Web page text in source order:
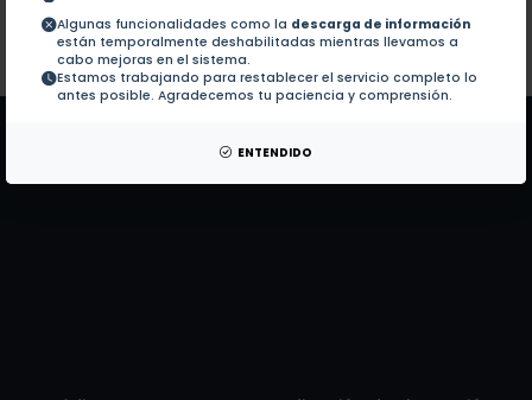
Algunas funcionalidades como la descarga de información
están temporalmente deshabilitadas mientras llevamos a
cabo mejoras en el sistema.
Estamos trabajando para restablecer el servicio completo lo
antes posible. Agradecemos tu paciencia y comprensión.
ENTENDIDO
Colaboraciones en Tesis:
No hay tesis de este autor.
Patentes:
No hay patentes de este autor.